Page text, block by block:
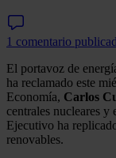
1 comentario
El portavoz de
ha reclamado este
Economía, Carlos
centrales nucleares y
Ejecutivo ha
renovables.